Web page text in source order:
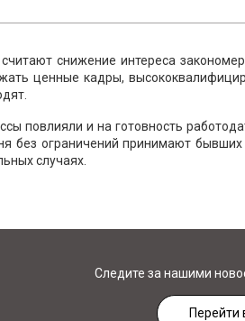
снижение интереса
ценные кадры,
повлияли и на готовность
без ограничений принимают
случаях.
Следите за нашими
Перейти